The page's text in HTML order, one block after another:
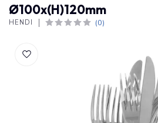
Ø100x(H)120mm
HENDI (0)